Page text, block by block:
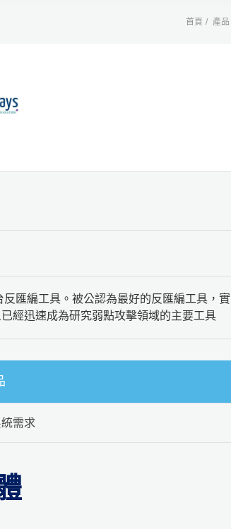
首頁 產品
匯編工具。被公認為最好的反匯編工具，實
經迅速成為研究弱點攻擊領域的主要工具
需求